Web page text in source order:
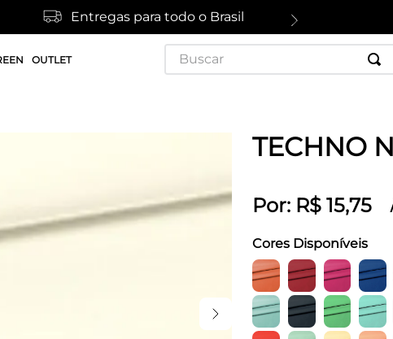
Entregas para todo o Brasil
OUTLET
Buscar
TECHNO
Por: R$ 15,75
Cores Disponíveis